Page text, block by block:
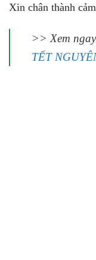
Xin chân thành
>> Xem
TẾT